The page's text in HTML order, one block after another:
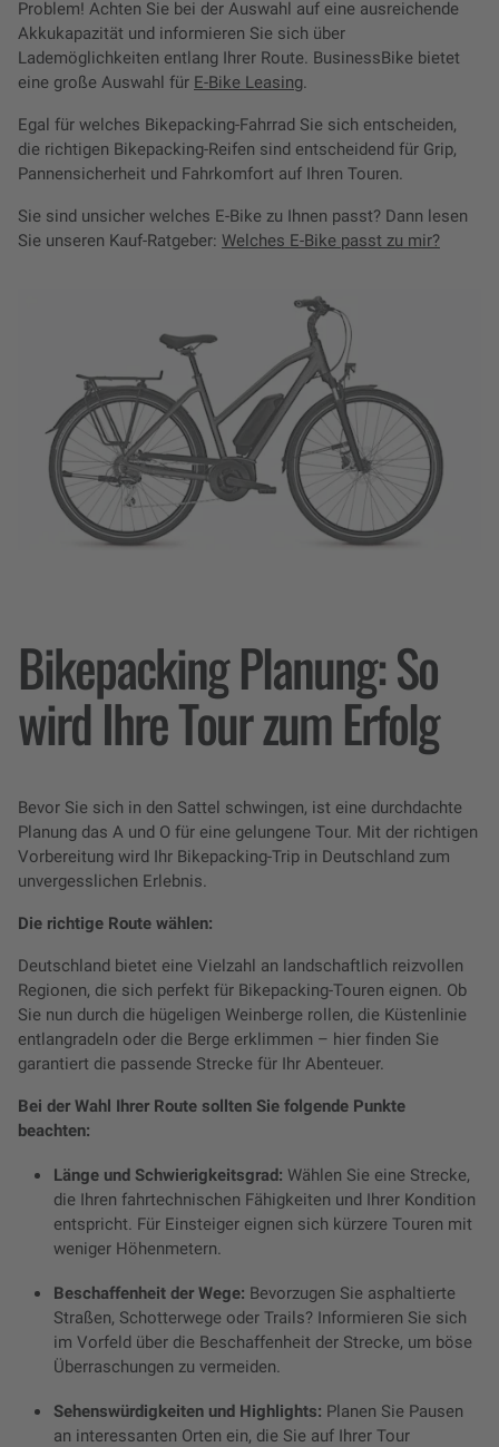
Problem! Achten Sie bei der Auswahl auf eine ausreichende
Akkukapazität und informieren Sie sich über
Lademöglichkeiten entlang Ihrer Route. BusinessBike bietet
eine große Auswahl für E-Bike Leasing.
Egal für welches Bikepacking-Fahrrad Sie sich entscheiden,
die richtigen Bikepacking-Reifen sind entscheidend für Grip,
Pannensicherheit und Fahrkomfort auf Ihren Touren.
Sie sind unsicher welches E-Bike zu Ihnen passt? Dann lesen
Sie unseren Kauf-Ratgeber: Welches E-Bike passt zu mir?
Bikepacking Planung: So
wird Ihre Tour zum Erfolg
Bevor Sie sich in den Sattel schwingen, ist eine durchdachte
Planung das A und O für eine gelungene Tour. Mit der richtigen
Vorbereitung wird Ihr Bikepacking-Trip in Deutschland zum
unvergesslichen Erlebnis.
Die richtige Route wählen:
Deutschland bietet eine Vielzahl an landschaftlich reizvollen
Regionen, die sich perfekt für Bikepacking-Touren eignen. Ob
Sie nun durch die hügeligen Weinberge rollen, die Küstenlinie
entlangradeln oder die Berge erklimmen – hier finden Sie
garantiert die passende Strecke für Ihr Abenteuer.
Bei der Wahl Ihrer Route sollten Sie folgende Punkte
beachten:
Länge und Schwierigkeitsgrad: Wählen Sie eine Strecke,
die Ihren fahrtechnischen Fähigkeiten und Ihrer Kondition
entspricht. Für Einsteiger eignen sich kürzere Touren mit
weniger Höhenmetern.
Beschaffenheit der Wege: Bevorzugen Sie asphaltierte
Straßen, Schotterwege oder Trails? Informieren Sie sich
im Vorfeld über die Beschaffenheit der Strecke, um böse
Überraschungen zu vermeiden.
Sehenswürdigkeiten und Highlights: Planen Sie Pausen
an interessanten Orten ein, die Sie auf Ihrer Tour